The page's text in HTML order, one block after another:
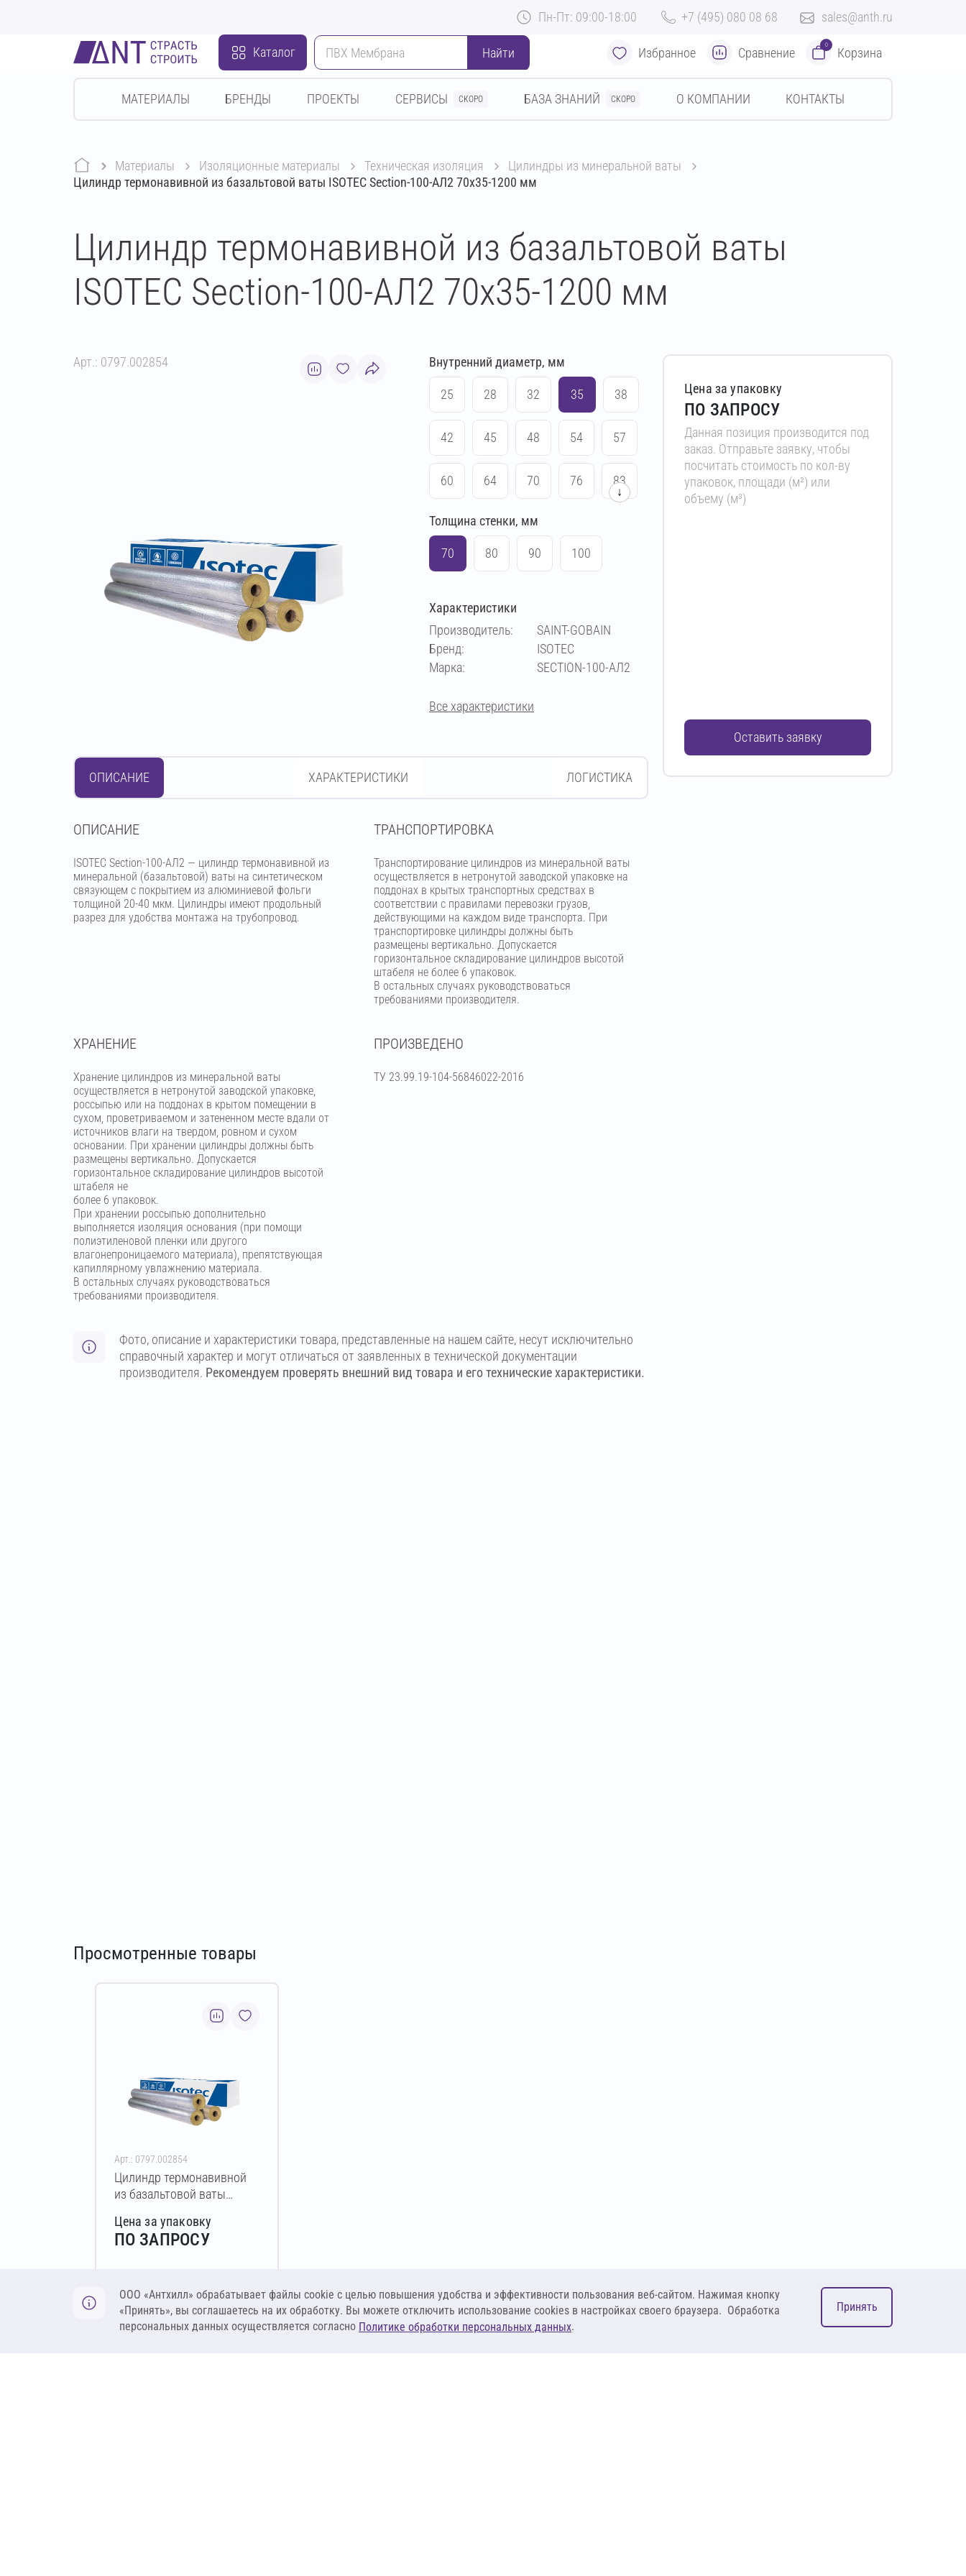
Пн-Пт: 09:00-18:00 +7 (495) 080 08 68 sales@anth.ru
Каталог Найти Избранное Сравнение
0
Корзина
МАТЕРИАЛЫ БРЕНДЫ ПРОЕКТЫ СЕРВИСЫ СКОРО БАЗА ЗНАНИЙ СКОРО О КОМПАНИИ КОНТАКТЫ
Материалы изоляционные материалы техническая изоляция
цилиндры из минеральной ваты
Цилиндр термонавивной из базальтовой ваты ISOTEC Section-100-АЛ2 70х35-1200 мм
Цилиндр термонавивной из базальтовой ваты
ISOTEC Section-100-АЛ2 70х35-1200 мм
Арт.: 0797.002854 Внутренний диаметр, мм
25 28 32 35 38
42 45 48 54 57
60 64 70 76 83
89 102 108
140 159 169
219
↓
Толщина стенки, мм
70 80 90 100
Характеристики
Производитель:
SAINT-GOBAIN
Бренд:
ISOTEC
Марка:
SECTION-100-АЛ2
Все характеристики
ОПИСАНИЕ ХАРАКТЕРИСТИКИ ЛОГИСТИКА
OПИСАНИЕ
ISOTEC Section-100-АЛ2 — цилиндр термонавивной из
минеральной (базальтовой) ваты на синтетическом
связующем с покрытием из алюминиевой фольги
толщиной 20-40 мкм. Цилиндры имеют продольный
разрез для удобства монтажа на трубопровод.
ТРАНСПОРТИРОВКА
Транспортирование цилиндров из минеральной ваты
осуществляется в нетронутой заводской упаковке на
поддонах в крытых транспортных средствах в
соответствии с правилами перевозки грузов,
действующими на каждом виде транспорта. При
транспортировке цилиндры должны быть
размещены вертикально. Допускается
горизонтальное складирование цилиндров высотой
штабеля не более 6 упаковок.
В остальных случаях руководствоваться
требованиями производителя.
ХРАНЕНИЕ
Хранение цилиндров из минеральной ваты
осуществляется в нетронутой заводской упаковке,
россыпью или на поддонах в крытом помещении в
сухом, проветриваемом и затененном месте вдали от
источников влаги на твердом, ровном и сухом
основании. При хранении цилиндры должны быть
размещены вертикально. Допускается
горизонтальное складирование цилиндров высотой
штабеля не
более 6 упаковок.
При хранении россыпью дополнительно
выполняется изоляция основания (при помощи
полиэтиленовой пленки или другого
влагонепроницаемого материала), препятствующая
капиллярному увлажнению материала.
В остальных случаях руководствоваться
требованиями производителя.
ПРОИЗВЕДЕНО
ТУ 23.99.19-104-56846022-2016
Фото, описание и характеристики товара, представленные на нашем сайте, несут исключительно
справочный характер и могут отличаться от заявленных в технической документации
производителя. Рекомендуем проверять внешний вид товара и его технические характеристики.
Цена за упаковку
ПО ЗАПРОСУ
Данная позиция производится под
заказ. Отправьте заявку, чтобы
посчитать стоимость по кол-ву
упаковок, площади (м²) или
объему (м³)
Оставить заявку
Просмотренные товары
Арт.: 0797.002854
Цилиндр термонавивной
из базальтовой ваты
70х35-1200 мм
Цена за упаковку
ПО ЗАПРОСУ
Оставить заявку
ООО «Антхилл» обрабатывает файлы cookie c целью повышения удобства и эффективности пользования веб-сайтом. Нажимая кнопку
«Принять», вы соглашаетесь на их обработку. Вы можете отключить использование cookies в настройках своего браузера. Обработка
персональных данных осуществляется согласно Политике обработки персональных данных.
Принять